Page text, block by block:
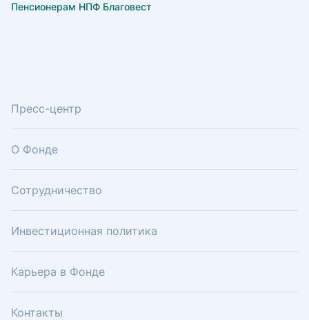
Пенсионерам НПФ Благовест
Пресс-центр
О Фонде
Сотрудничество
Инвестиционная политика
Карьера в Фонде
Контакты